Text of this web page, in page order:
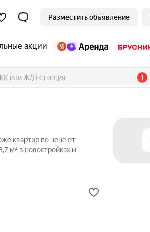
Разместить объявление
акции
1
квартир по цене от
м² в новостройках и